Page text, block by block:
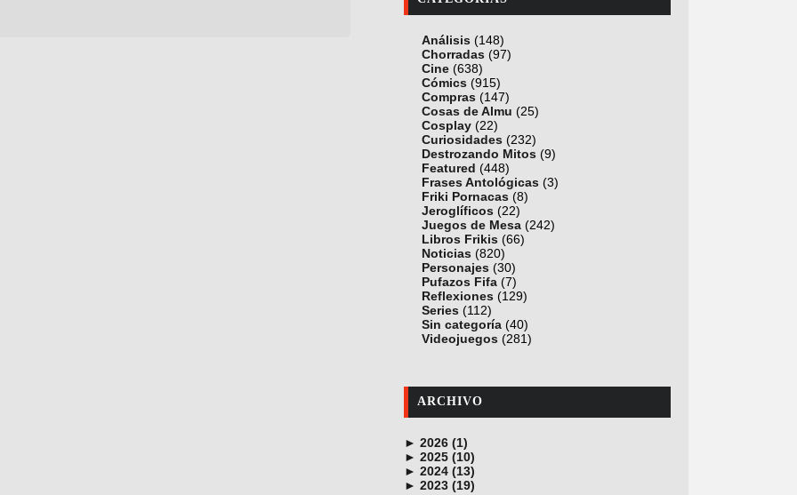
Análisis (148)
Chorradas (97)
Cine (638)
Cómics (915)
Compras (147)
Cosas de Almu (25)
Cosplay (22)
Curiosidades (232)
Destrozando Mitos (9)
Featured (448)
Frases Antológicas (3)
Friki Pornacas (8)
Jeroglíficos (22)
Juegos de Mesa (242)
Libros Frikis (66)
Noticias (820)
Personajes (30)
Pufazos Fifa (7)
Reflexiones (129)
Series (112)
Sin categoría (40)
Videojuegos (281)
ARCHIVO
► 2026 (1)
junio (1)
► 2025 (10)
noviembre (1)
octubre (1)
► 2024 (13)
diciembre (4)
► 2023 (19)